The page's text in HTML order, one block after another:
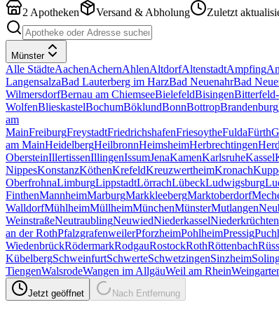
2 Apotheken Versand & Abholung Zuletzt
Münster
Alle StädteAachenAchernAhlenAltdorfAltenstadtAmpfing
LangensalzaBad Lauterberg im HarzBad NeuenahrBad
WilmersdorfBernau am ChiemseeBielefeldBisingenBitterfeld-
WolfenBlieskastelBochumBöklundBonnBottropBrandenburg
am
MainFreiburgFreystadtFriedrichshafenFriesoytheFuldaFürth
am MainHeidelbergHeilbronnHeimsheimHerbrechtingen
ObersteinIllertissenIllingenIssumJenaKamenKarlsruheKassel
NippesKonstanzKöthenKrefeldKreuzwertheimKronach
OberfrohnaLimburgLippstadtLörrachLübeckLudwigsburg
FinthenMannheimMarburgMarkkleebergMarktoberdorf
WalldorfMühlheimMüllheimMünchenMünsterMutlangen
WeinstraßeNeutraublingNeuwiedNiederkasselNiederkrüchten
an der RothPfalzgrafenweilerPforzheimPohlheimPressig
WiedenbrückRödermarkRodgauRostockRothRöttenbach
KübelbergSchweinfurtSchwerteSchwetzingenSinzheim
TiengenWalsrodeWangen im AllgäuWeil am Rhein
Jetzt geöffnet Nach Entfernung